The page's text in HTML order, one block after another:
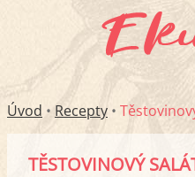
Úvod • Recepty •
TĚSTOVINOVÝ